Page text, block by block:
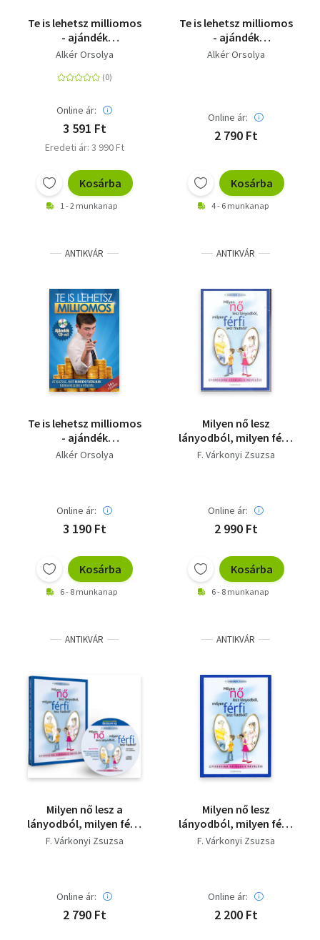
Te is lehetsz milliomos
- ajándék
hanganyaggal - Az
fiatalnak tudnia
Alkér Orsolya
Online ár:
3 591 Ft
Eredeti ár: 3 990 Ft
Kosárba
1 - 2 munkanap
Te is lehetsz milliomos
- ajándék
hanganyaggal - CD
Alkér Orsolya
Online ár:
2 790 Ft
Kosárba
4 - 6 munkanap
ANTIKVÁR
Te is lehetsz milliomos
- ajándék
hanganyaggal - CD-
Alkér Orsolya
Online ár:
3 190 Ft
Kosárba
6 - 8 munkanap
ANTIKVÁR
Milyen nő lesz
lányodból, milyen férfi
lesz fiadból? (CD
F. Várkonyi Zsuzsa
Online ár:
2 990 Ft
Kosárba
6 - 8 munkanap
ANTIKVÁR
Milyen nő lesz a
lányodból, milyen férfi
lesz a fiadból? -
F. Várkonyi Zsuzsa
Online ár:
2 790 Ft
ANTIKVÁR
Milyen nő lesz
lányodból, milyen férfi
lesz fiadból?-
F. Várkonyi Zsuzsa
Online ár:
2 200 Ft